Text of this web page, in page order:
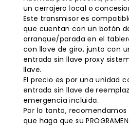
un cerrajero local o
Este transmisor es
que cuentan con un botón
arranque/parada en el
con llave de giro, junto con
entrada sin llave proxy
llave.
El precio es por una unidad
entrada sin llave de
emergencia incluida.
Por lo tanto,
que haga que su